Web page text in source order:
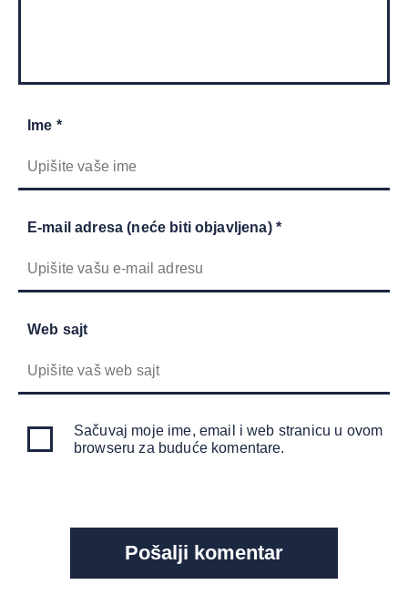
Ime *
E-mail adresa (neće biti objavljena) *
Web sajt
Sačuvaj moje ime, email i web stranicu u ovom
browseru za buduće komentare.